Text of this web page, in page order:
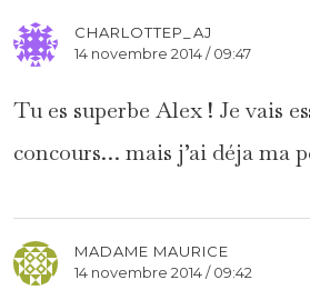
CHARLOTTEP_AJ
14 novembre 2014 / 09:47
Tu es superbe Alex ! Je vais
concours… mais j’ai déja ma
MADAME MAURICE
14 novembre 2014 / 09:42